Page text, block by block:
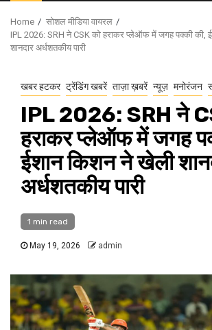
Home
सोशल मीडिया वायरल
IPL 2026: SRH ने CSK को हराकर प्लेऑफ में जगह पक्की की,
शानदार अर्धशतकीय पारी
खबर हटकर ट्रेंडिंग खबरें ताज़ा ख़बरें न्यूज़ मनोरंजन
IPL 2026: SRH ने
हराकर प्लेऑफ में जगह
ईशान किशन ने खेली
अर्धशतकीय पारी
1 min read
May 19, 2026 admin